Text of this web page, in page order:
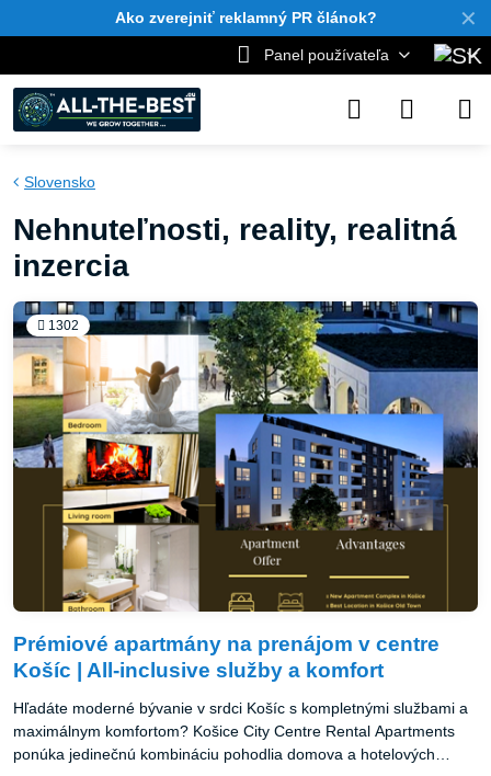
✕
Ako zverejniť reklamný PR článok?
Panel používateľa
Slovensko
Nehnuteľnosti, reality, realitná
inzercia
1302
Prémiové apartmány na prenájom v centre
Košíc | All-inclusive služby a komfort
Hľadáte moderné bývanie v srdci Košíc s kompletnými službami a
maximálnym komfortom? Košice City Centre Rental Apartments
ponúka jedinečnú kombináciu pohodlia domova a hotelových